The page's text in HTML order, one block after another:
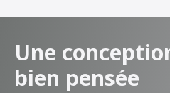
Une
bien pensée